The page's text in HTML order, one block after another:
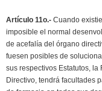
Artículo 11o.- Cuando
imposible el normal
de acefalía del órgano
fuesen posibles de
sus respectivos Estatutos,
Directivo, tendrá facultades